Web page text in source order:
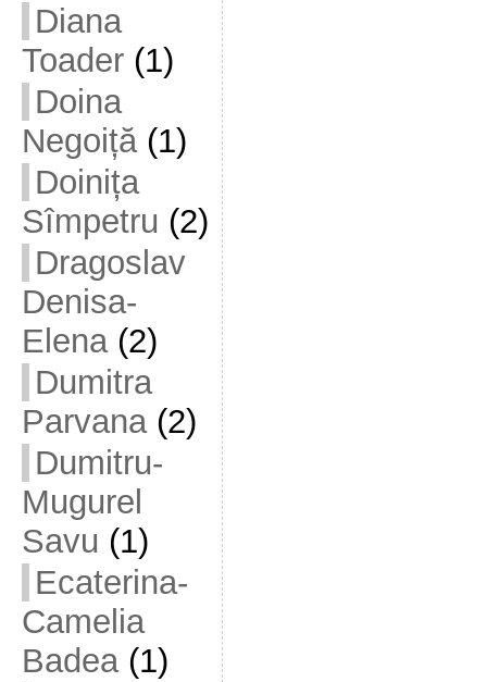
Diana
Toader(1)
Doina
Negoiță(1)
Doinița
Sîmpetru (2)
Dragoslav
Denisa-
Elena(2)
Dumitra
Parvana(2)
Dumitru-
Mugurel
Savu (1)
Ecaterina-
Camelia
Badea(1)